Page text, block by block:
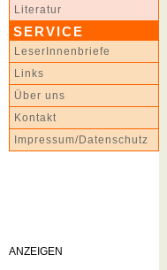
Literatur
SERVICE
LeserInnenbriefe
Links
Über uns
Kontakt
Impressum/Datenschutz
ANZEIGEN